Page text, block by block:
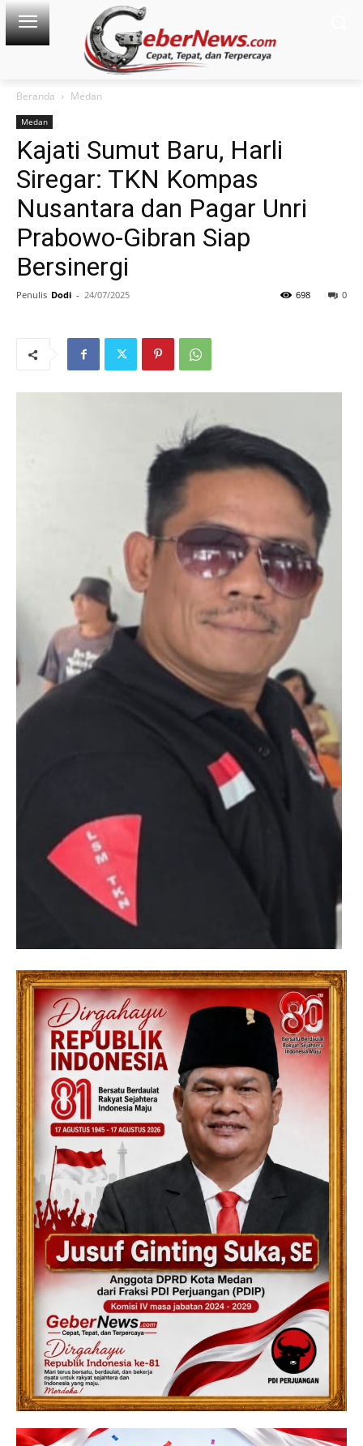
Beranda Medan
Medan
Kajati Sumut Baru, Harli
Siregar: TKN Kompas
Nusantara dan Pagar Unri
Prabowo-Gibran Siap
Bersinergi
Penulis Dodi - 24/07/2025 0
698